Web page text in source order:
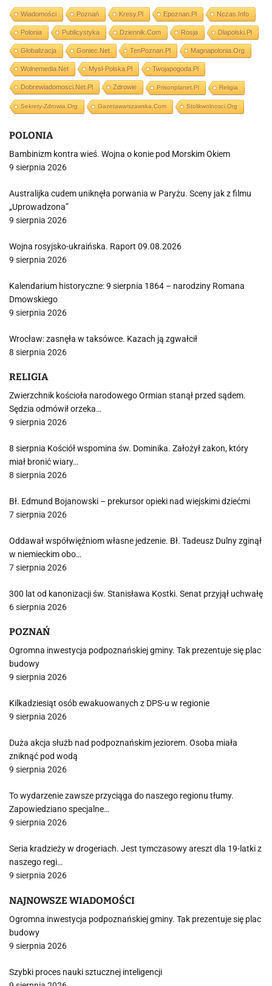
Wiadomości Poznań Kresy.pl Epoznan.pl Nczas.info
Polonia Publicystyka Dziennik.com Rosja Dlapolski.pl
Globalizacja Goniec.net TenPoznan.pl Magnapolonia.org
Wolnemedia.net Mysl-Polska.pl Twojapogoda.pl
Dobrewiadomosci.net.pl Zdrowie Prisonplanet.pl Religia
Sekrety-Zdrowia.org Gazetawarszawska.com Stolikwolnosci.org
POLONIA
Bambinizm kontra wieś. Wojna o konie pod Morskim Okiem
9 sierpnia 2026
Australijka cudem uniknęła porwania w Paryżu. Sceny jak z filmu
„Uprowadzona”
9 sierpnia 2026
Wojna rosyjsko-ukraińska. Raport 09.08.2026
9 sierpnia 2026
Kalendarium historyczne: 9 sierpnia 1864 – narodziny Romana
Dmowskiego
9 sierpnia 2026
Wrocław: zasnęła w taksówce. Kazach ją zgwałcił
8 sierpnia 2026
RELIGIA
Zwierzchnik kościoła narodowego Ormian stanął przed sądem.
Sędzia odmówił orzeka…
9 sierpnia 2026
8 sierpnia Kościół wspomina św. Dominika. Założył zakon, który
miał bronić wiary…
8 sierpnia 2026
Bł. Edmund Bojanowski – prekursor opieki nad wiejskimi dziećmi
7 sierpnia 2026
Oddawał współwięźniom własne jedzenie. Bł. Tadeusz Dulny zginął
w niemieckim obo…
7 sierpnia 2026
300 lat od kanonizacji św. Stanisława Kostki. Senat przyjął uchwałę
6 sierpnia 2026
POZNAŃ
Ogromna inwestycja podpoznańskiej gminy. Tak prezentuje się plac
budowy
9 sierpnia 2026
Kilkadziesiąt osób ewakuowanych z DPS-u w regionie
9 sierpnia 2026
Duża akcja służb nad podpoznańskim jeziorem. Osoba miała
zniknąć pod wodą
9 sierpnia 2026
To wydarzenie zawsze przyciąga do naszego regionu tłumy.
Zapowiedziano specjalne…
9 sierpnia 2026
Seria kradzieży w drogeriach. Jest tymczasowy areszt dla 19-latki z
naszego regi…
9 sierpnia 2026
NAJNOWSZE WIADOMOŚCI
Ogromna inwestycja podpoznańskiej gminy. Tak prezentuje się plac
budowy
9 sierpnia 2026
Szybki proces nauki sztucznej inteligencji